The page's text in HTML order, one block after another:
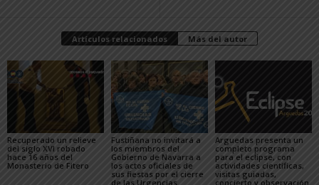
Artículos relacionados Más del autor
Recuperado un relieve
del siglo XVI robado
hace 16 años del
Monasterio de Fitero
Fustiñana no invitará a
los miembros del
Gobierno de Navarra a
los actos oficiales de
sus fiestas por el cierre
de las Urgencias
Arguedas presenta un
completo programa
para el eclipse, con
actividades científicas,
visitas guiadas,
concierto y observación